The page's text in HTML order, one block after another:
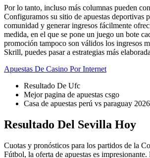
Por lo tanto, incluso más columnas pueden
Configuramos su sitio de apuestas deportivas
comunidad y generar ingresos fácilmente
medida, en el que se pone un juego un bote
promoción tampoco son válidos los ingresos
Skrill, puedes pasar a estrategias más
Apuestas De Casino Por Internet
Resultado De Ufc
Mejor pagina de apuestas csgo
Casa de apuestas perú vs paraguay 2026
Resultado Del Sevilla Hoy
Cuotas y pronósticos para los partidos de la
Fútbol, la oferta de apuestas es